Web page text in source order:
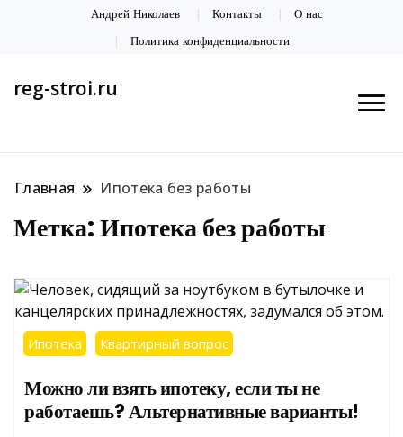
Андрей Николаев Контакты
О нас
Политика конфиденциальности
reg-stroi.ru
Главная Ипотека без работы
Метка:Ипотека без работы
Ипотека Квартирный вопрос
Можно ли взять ипотеку, если ты не
работаешь? Альтернативные варианты!